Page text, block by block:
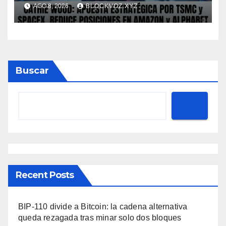
Amazon y Alphabet
AGO 8, 2026 BLOCKVOZ.XYZ
Buscar
Recent Posts
BIP-110 divide a Bitcoin: la cadena alternativa
queda rezagada tras minar solo dos bloques